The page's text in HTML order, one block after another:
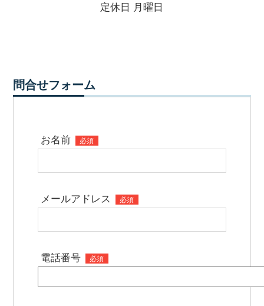
定休日 月曜日
問合せフォーム
お名前 必須
メールアドレス 必須
電話番号 必須